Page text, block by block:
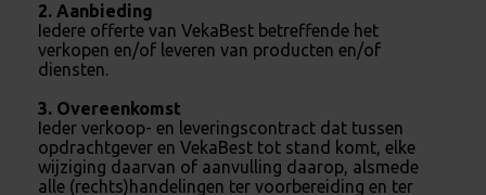
2. Aanbieding
Iedere offerte van VekaBest betreffende het
verkopen en/of leveren van producten en/of
diensten.
3. Overeenkomst
Ieder verkoop- en leveringscontract dat tussen
opdrachtgever en VekaBest tot stand komt, elke
wijziging daarvan of aanvulling daarop, alsmede
alle (rechts)handelingen ter voorbereiding en ter